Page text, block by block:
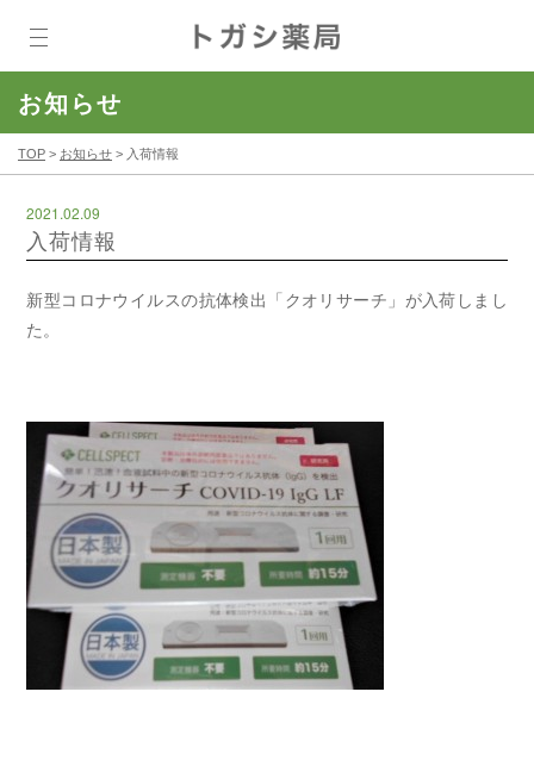
お知らせ
TOP > お知らせ > 入荷情報
2021.02.09
入荷情報
新型コロナウイルスの抗体検出「クオリサーチ」が入荷しまし
た。